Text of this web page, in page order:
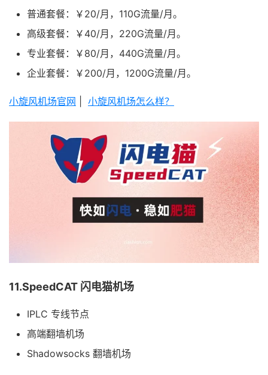
普通套餐：￥20/月，110G流量/月。
高级套餐：￥40/月，220G流量/月。
专业套餐：￥80/月，440G流量/月。
企业套餐：￥200/月，1200G流量/月。
小旋风机场官网 小旋风机场怎么样？
11.SpeedCAT 闪电猫机场
IPLC 专线节点
高端翻墙机场
Shadowsocks 翻墙机场